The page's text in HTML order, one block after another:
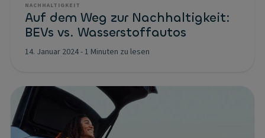
NACHHALTIGKEIT
Auf dem Weg zur Nachhaltigkeit:
BEVs vs. Wasserstoffautos
14. Januar 2024- 1 Minuten zu lesen